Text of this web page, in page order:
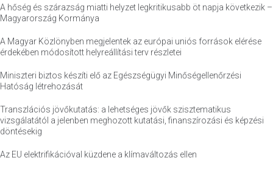
A hőség és szárazság miatti helyzet legkritikusabb öt napja következik –
Magyarország Kormánya
A Magyar Közlönyben megjelentek az európai uniós források elérése
érdekében módosított helyreállítási terv részletei
Miniszteri biztos készíti elő az Egészségügyi Minőségellenőrzési
Hatóság létrehozását
Transzlációs jövőkutatás: a lehetséges jövők szisztematikus
vizsgálatától a jelenben meghozott kutatási, finanszírozási és képzési
döntésekig
Az EU elektrifikációval küzdene a klímaváltozás ellen